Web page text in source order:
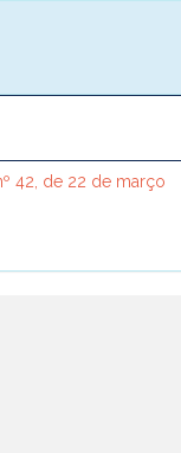
42, de 22 de março